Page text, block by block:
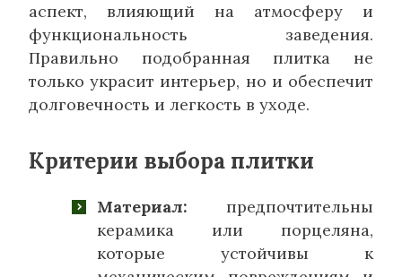
аспект, влияющий на атмосферу и
функциональность заведения.
Правильно подобранная плитка не
только украсит интерьер, но и обеспечит
долговечность и легкость в уходе.
Критерии выбора плитки
Материал: предпочтительны
керамика или порцеляна,
которые устойчивы к